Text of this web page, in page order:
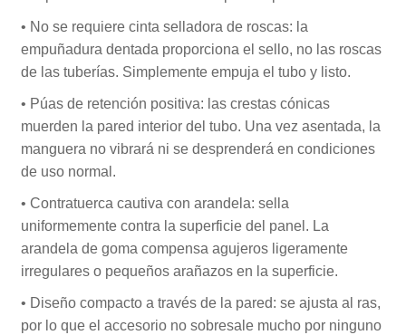
• No se requiere cinta selladora de roscas: la
empuñadura dentada proporciona el sello, no las roscas
de las tuberías. Simplemente empuja el tubo y listo.
• Púas de retención positiva: las crestas cónicas
muerden la pared interior del tubo. Una vez asentada, la
manguera no vibrará ni se desprenderá en condiciones
de uso normal.
• Contratuerca cautiva con arandela: sella
uniformemente contra la superficie del panel. La
arandela de goma compensa agujeros ligeramente
irregulares o pequeños arañazos en la superficie.
• Diseño compacto a través de la pared: se ajusta al ras,
por lo que el accesorio no sobresale mucho por ninguno